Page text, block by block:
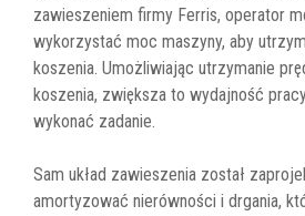
zawieszeniem firmy Ferris, operator
wykorzystać moc maszyny, aby
koszenia. Umożliwiając utrzymanie
koszenia, zwiększa to wydajność
wykonać zadanie.
Sam układ zawieszenia został
amortyzować nierówności i drgania,